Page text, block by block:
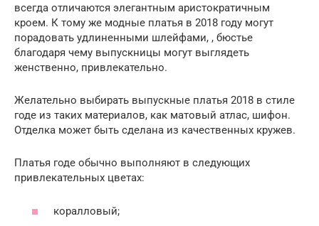
всегда отличаются элегантным аристократичным
кроем. К тому же модные платья в 2018 году могут
порадовать удлиненными шлейфами, , бюстье
благодаря чему выпускницы могут выглядеть
женственно, привлекательно.
Желательно выбирать выпускные платья 2018 в стиле
годе из таких материалов, как матовый атлас, шифон.
Отделка может быть сделана из качественных кружев.
Платья годе обычно выполняют в следующих
привлекательных цветах:
коралловый;